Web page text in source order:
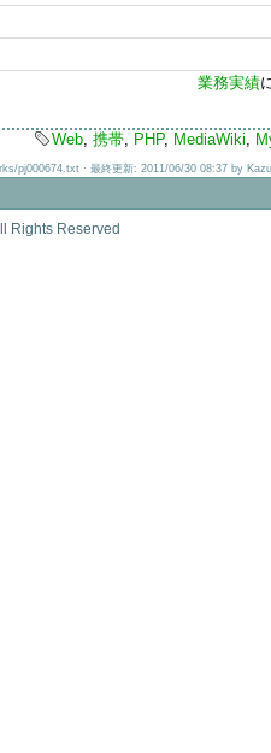
業務実績
Web,携帯, PHP, MediaWiki,
pj000674.txt · 最終更新: 2011/06/30 08:37 by
Rights Reserved